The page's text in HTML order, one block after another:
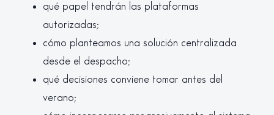
qué papel tendrán las plataformas
autorizadas;
cómo planteamos una solución centralizada
desde el despacho;
qué decisiones conviene tomar antes del
verano;